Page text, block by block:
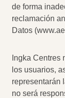
de forma
reclamación
Datos
Ingka
los usuarios,
representarán
no será